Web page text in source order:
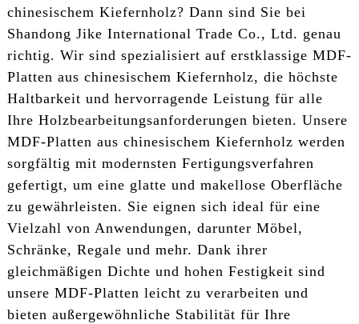
chinesischem Kiefernholz? Dann sind Sie bei
Shandong Jike International Trade Co., Ltd. genau
richtig. Wir sind spezialisiert auf erstklassige MDF-
Platten aus chinesischem Kiefernholz, die höchste
Haltbarkeit und hervorragende Leistung für alle
Ihre Holzbearbeitungsanforderungen bieten. Unsere
MDF-Platten aus chinesischem Kiefernholz werden
sorgfältig mit modernsten Fertigungsverfahren
gefertigt, um eine glatte und makellose Oberfläche
zu gewährleisten. Sie eignen sich ideal für eine
Vielzahl von Anwendungen, darunter Möbel,
Schränke, Regale und mehr. Dank ihrer
gleichmäßigen Dichte und hohen Festigkeit sind
unsere MDF-Platten leicht zu verarbeiten und
bieten außergewöhnliche Stabilität für Ihre